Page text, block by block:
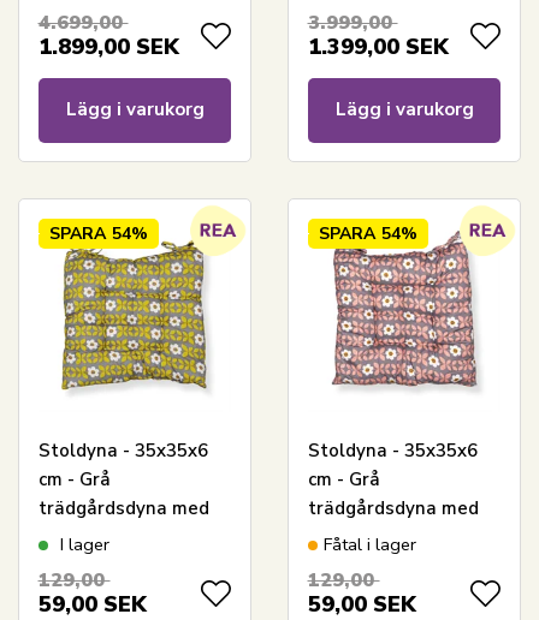
- Royal By Borg -
Varm duntäcke
4.699,00
1.899,00 SEK
Lägg i varukorg
myskdun
3.999,00
1.399,00 SEK
Lägg i varukorg
SPARA 54%
Stoldyna - 35x35x6
cm - Grå
trädgårdsdyna med
gula och vita blommor
I lager
129,00
59,00 SEK
SPARA 54%
Stoldyna - 35x35x6
cm - Grå
trädgårdsdyna med
rosa och vita blommor
Fåtal i lager
129,00
59,00 SEK